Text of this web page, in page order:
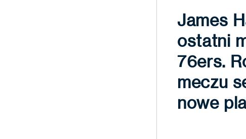
James
ostatni
76ers.
meczu
nowe